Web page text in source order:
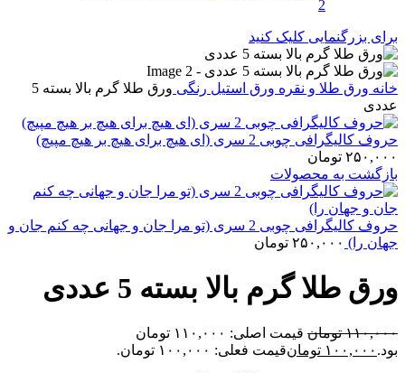
برای بزرگنمایی کلیک کنید
خانه ورق طلا و نقره ورق استیل رنگی
ورق طلا گرم بالا بسته 5
عددی
حروف کالیگرافی چوبی 2 سری (ای هیچ برای هیچ بر هیچ مپیچ)
۲۵۰,۰۰۰ تومان
بازگشت به محصولات
حروف کالیگرافی چوبی 2 سری (تو مرا جان و جهانی چه کنم جان و
جهان را) ۲۵۰,۰۰۰ تومان
ورق طلا گرم بالا بسته 5 عددی
۱۱۰,۰۰۰ تومان
قیمت اصلی: ۱۱۰,۰۰۰ تومان
بود. ۱۰۰,۰۰۰ تومانقیمت فعلی: ۱۰۰,۰۰۰ تومان.